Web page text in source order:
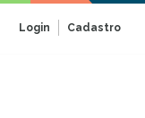
Login Cadastro